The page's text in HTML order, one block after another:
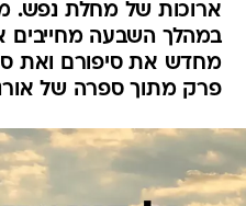
ארוכות של מחלת נפש.
במהלך השבעה מחייבים
מחדש את סיפורם ואת
פרק מתוך ספרה של